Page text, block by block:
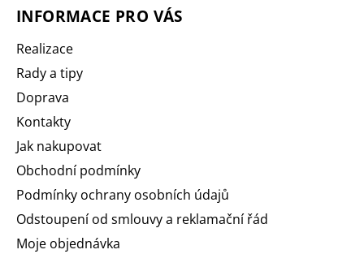
INFORMACE PRO VÁS
Realizace
Rady a tipy
Doprava
Kontakty
Jak nakupovat
Obchodní podmínky
Podmínky ochrany osobních údajů
Odstoupení od smlouvy a reklamační řád
Moje objednávka